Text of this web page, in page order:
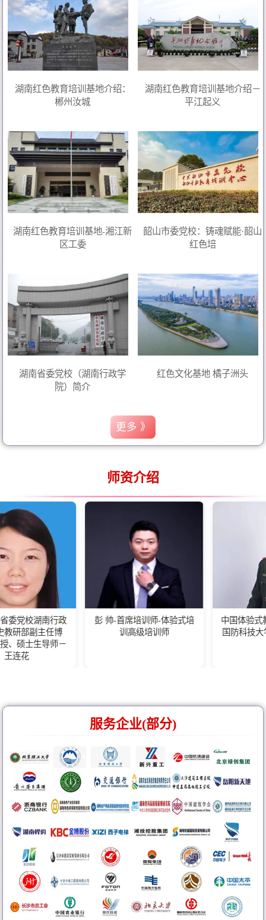
湖南红色教育培训基地介绍：
郴州汝城
湖南红色教育培训基地介绍－
平江起义
湖南红色教育培训基地-湘江新
区工委
韶山市委党校：铸魂赋能·韶山
红色培
湖南省委党校（湖南行政学
院）简介
红色文化基地 橘子洲头
更多 》
师资介绍
行政
博
师－
彭 帅-首席培训师-体验式培
训高级培训师
中国体验式教育高级培
国防科技大学客座教练
服务企业(部分)